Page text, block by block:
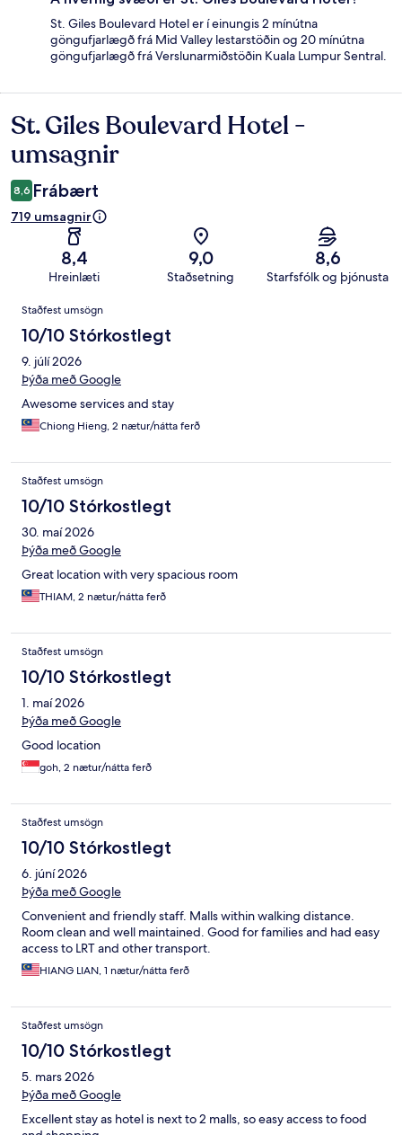
St. Giles Boulevard Hotel er í einungis 2 mínútna
göngufjarlægð frá Mid Valley lestarstöðin og 20 mínútna
göngufjarlægð frá Verslunarmiðstöðin Kuala Lumpur Sentral.
Umsagnir
St. Giles Boulevard Hotel -
umsagnir
8,6 Frábært
719 umsagnir
8,4
Hreinlæti
9,0
Staðsetning
8,6
Starfsfólk og þjónusta
Umsagnir
Staðfest umsögn
10/10 Stórkostlegt
9. júlí 2026
Þýða með Google
Awesome services and stay
Chiong Hieng, 2 nætur/nátta ferð
Staðfest umsögn
10/10 Stórkostlegt
30. maí 2026
Þýða með Google
Great location with very spacious room
THIAM, 2 nætur/nátta ferð
Staðfest umsögn
10/10 Stórkostlegt
1. maí 2026
Þýða með Google
Good location
goh, 2 nætur/nátta ferð
Staðfest umsögn
10/10 Stórkostlegt
6. júní 2026
Þýða með Google
Convenient and friendly staff. Malls within walking distance.
Room clean and well maintained. Good for families and had easy
access to LRT and other transport.
HIANG LIAN, 1 nætur/nátta ferð
Staðfest umsögn
10/10 Stórkostlegt
5. mars 2026
Þýða með Google
Excellent stay as hotel is next to 2 malls, so easy access to food